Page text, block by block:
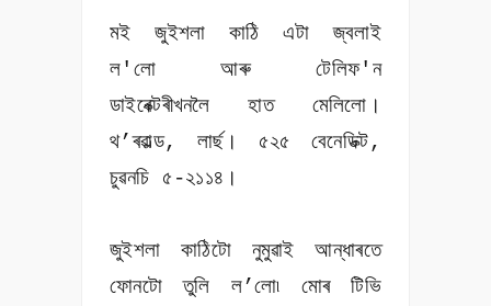
মই জুইশলা কাঠি এটা জ্বলাই
ল'লো আৰু টেলিফ'ন
ডাইৰেক্টৰীখনলৈ হাত মেলিলো।
থ’ৰৱাল্ড, লাৰ্ছ। ৫২৫ বেনেডিক্ট,
চুৱনচি ৫-২১১৪।
জুইশলা কাঠিটো নুমুৱাই আন্ধাৰতে
ফোনটো তুলি ল’লো৷ মোৰ টিভি